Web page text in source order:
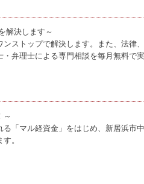
解決します～
ストップで解決します。また、法律
弁理士による専門相談を毎月無料で実
～
「マル経資金」をはじめ、新居浜市
。